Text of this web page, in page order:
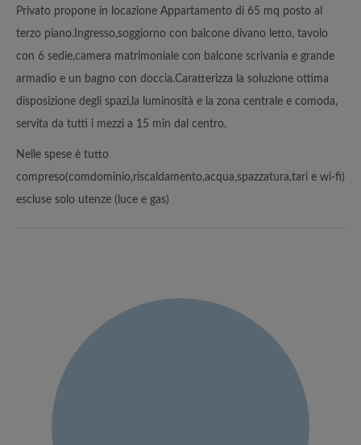
Privato propone in locazione Appartamento di 65 mq posto al
terzo piano.Ingresso,soggiorno con balcone divano letto, tavolo
con 6 sedie,camera matrimoniale con balcone scrivania e grande
armadio e un bagno con doccia.Caratterizza la soluzione ottima
disposizione degli spazi,la luminosità e la zona centrale e comoda,
servita da tutti i mezzi a 15 min dal centro.
Nelle spese è tutto
compreso(comdominio,riscaldamento,acqua,spazzatura,tari e wi-fi)
escluse solo utenze (luce e gas)